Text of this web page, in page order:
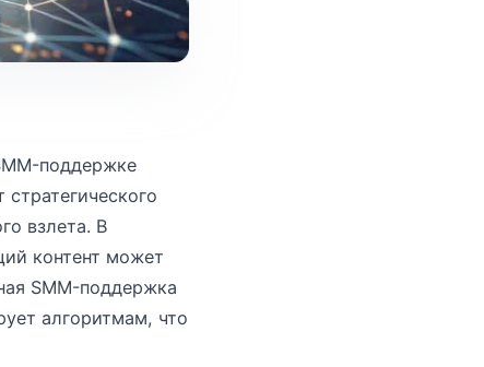
поддержке
взлета. В
контент может
SMM-поддержка
алгоритмам, что